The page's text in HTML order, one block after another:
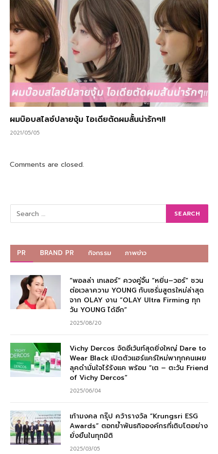
ผมบ๊อบสไลซ์ปลายงุ้ม ไอเดียตัดผมสั้นน่ารักๆ!!
2021/05/05
Comments are closed.
PR BRAND PR กิจกรรม ภาพข่าว
“พอลล่า เทเลอร์” ควงคู่จิ้น “หยิ่น–วอร์” ชวน
ต่อเวลาความ YOUNG กับเซรั่มสูตรใหม่ล่าสุด
จาก OLAY งาน “OLAY Ultra Firming ทุก
วัน YOUNG ได้อีก”
2025/08/20
Vichy Dercos จัดอีเว้นท์สุดยิ่งใหญ่ Dare to
Wear Black เปิดตัวแฮร์แคร์ใหม่พาทุกคนเผย
ลุคดำมั่นใจไร้รังแค พร้อม “เต – ตะวัน Friend
of Vichy Dercos”
2025/06/04
เก้ามงคล กรุ๊ป คว้ารางวัล “Krungsri ESG
Awards” ตอกย้ำพันธกิจองค์กรที่เติบโตอย่าง
ยั่งยืนในทุกมิติ
2025/03/05